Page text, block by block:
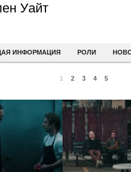
Уайт
ИНФОРМАЦИЯ РОЛИ
1 2 3 4 5